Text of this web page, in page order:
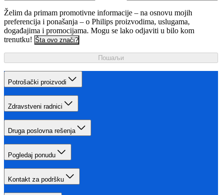
Želim da primam promotivne informacije – na osnovu mojih
preferencija i ponašanja – o Philips proizvodima, uslugama,
događajima i promocijama. Mogu se lako odjaviti u bilo kom
trenutku! Šta ovo znači?
Пошаљи
Potrošački proizvodi
Zdravstveni radnici
Druga poslovna rešenja
Pogledaj ponudu
Kontakt za podršku